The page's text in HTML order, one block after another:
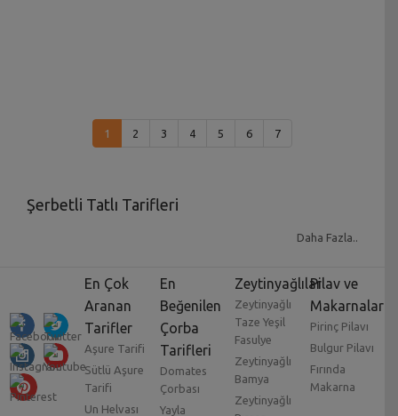
1 2 3 4 5 6 7
Şerbetli Tatlı Tarifleri
Osmanlı mutfağı ve dünya mutfağının karşımı olan
birçok farklı tatlı çeşidini özel günlerinizde ikram
edebilirsiniz.
Bayramların vazgeçilmez lezzeti olan ev baklavası
gibi onlarca farklı lezzeti, birçok farklı elden çıkan
reçetelerle deneyebilir, boş zamanlarınızı lezzetli
yiyecekler yaparak geçirebilirsiniz. Biraz ağır
Daha Fazla..
En Çok
Aranan
Tarifler
Aşure Tarifi
Sütlü Aşure
Tarifi
Un Helvası
En
Beğenilen
Çorba
Tarifleri
Domates
Çorbası
Yayla
Zeytinyağlılar
Zeytinyağlı
Taze Yeşil
Fasulye
Zeytinyağlı
Bamya
Zeytinyağlı
Pilav ve
Makarnalar
Pirinç Pilavı
Bulgur Pilavı
Fırında
Makarna